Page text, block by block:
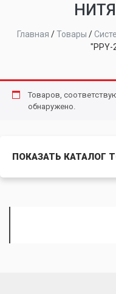
Главная /Товары /
"PPY-
Товаров,
обнаружено.
ПОКАЗАТЬ КАТАЛОГ